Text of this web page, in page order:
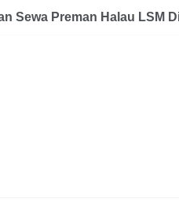
Sewa Preman Halau LSM